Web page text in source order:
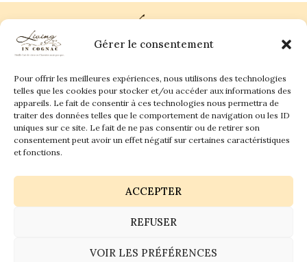
Gérer le consentement
Pour offrir les meilleures expériences, nous utilisons des technologies
telles que les cookies pour stocker et/ou accéder aux informations des
appareils. Le fait de consentir à ces technologies nous permettra de
traiter des données telles que le comportement de navigation ou les ID
uniques sur ce site. Le fait de ne pas consentir ou de retirer son
consentement peut avoir un effet négatif sur certaines caractéristiques
et fonctions.
ACCEPTER
REFUSER
VOIR LES PRÉFÉRENCES
Plan du site
Living in Cognac Land
La vigne & Le verre
Newsletter
Dégustation sensorielle & Écriture
Contact
anne@livingincognac.com